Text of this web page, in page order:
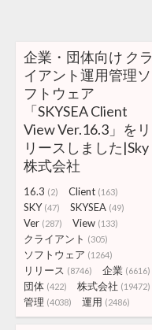
企業・団体向け クラ
イアント運用管理ソ
フトウェア
「SKYSEA Client
View Ver.16.3」をリ
リースしました|Sky
株式会社
16.3 (2) Client (163)
SKY (47) SKYSEA (49)
Ver (287) View (133)
クライアント (305)
ソフトウェア (1264)
リリース (8746) 企業 (6616)
団体 (422) 株式会社 (19472)
管理 (4038) 運用 (2486)